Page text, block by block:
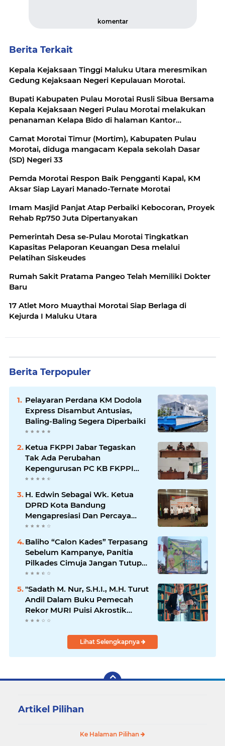
komentar
Berita Terkait
Kepala Kejaksaan Tinggi Maluku Utara meresmikan
Gedung Kejaksaan Negeri Kepulauan Morotai.
Bupati Kabupaten Pulau Morotai Rusli Sibua Bersama
Kepala Kejaksaan Negeri Pulau Morotai melakukan
penanaman Kelapa Bido di halaman Kantor
Camat Morotai Timur (Mortim), Kabupaten Pulau
Morotai, diduga mangacam Kepala sekolah Dasar
(SD) Negeri 33
Pemda Morotai Respon Baik Pengganti Kapal, KM
Aksar Siap Layari Manado-Ternate Morotai
Imam Masjid Panjat Atap Perbaiki Kebocoran, Proyek
Rehab Rp750 Juta Dipertanyakan
Pemerintah Desa se-Pulau Morotai Tingkatkan
Kapasitas Pelaporan Keuangan Desa melalui
Pelatihan Siskeudes
Rumah Sakit Pratama Pangeo Telah Memiliki Dokter
Baru
17 Atlet Moro Muaythai Morotai Siap Berlaga di
Kejurda I Maluku Utara
Berita Terpopuler
Pelayaran Perdana KM Dodola
Express Disambut Antusias,
Baling-Baling Segera Diperbaiki
Ketua FKPPI Jabar Tegaskan
Tak Ada Perubahan
Kepengurusan PC KB FKPPI
Sumedang, Ketua Cabang
Diminta Segera Konsolidasi
H. Edwin Sebagai Wk. Ketua
DPRD Kota Bandung
Mengapresiasi Dan Percaya
Penuh Kepada Kepemimpinan
Merdi Hajiji Sebagai ketua DPD
Lpm Kota Bandung Periode
2021-2026
Baliho “Calon Kades” Terpasang
Sebelum Kampanye, Panitia
Pilkades Cimuja Jangan Tutup
Mata
"Sadath M. Nur, S.H.I., M.H. Turut
Andil Dalam Buku Pemecah
Rekor MURI Puisi Akrostik
Terbanyak
Lihat Selengkapnya
Artikel Pilihan
Ke Halaman Pilihan